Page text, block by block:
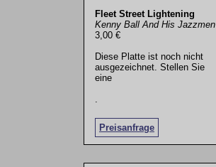
Fleet Street Lightening
Kenny Ball And His Jazzmen
3,00 €
Diese Platte ist noch nicht
ausgezeichnet. Stellen Sie
eine
Preisanfrage